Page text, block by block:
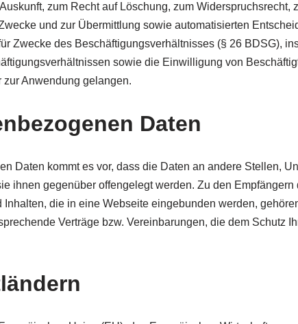
zum Recht auf Löschung, zum Widerspruchsrecht,
und zur Übermittlung sowie automatisierten
Zwecke des Beschäftigungsverhältnisses (§ 26 BDSG),
sowie die Einwilligung von
Anwendung gelangen.
Daten
Daten kommt es vor, dass die Daten an andere Stellen,
ihnen gegenüber offengelegt werden. Zu den
die in eine Webseite eingebunden werden,
Verträge bzw. Vereinbarungen, die dem Schutz